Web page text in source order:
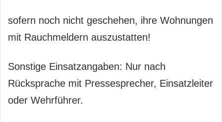
sofern noch nicht geschehen, ihre Wohnungen
mit Rauchmeldern auszustatten!
Sonstige Einsatzangaben: Nur nach
Rücksprache mit Pressesprecher, Einsatzleiter
oder Wehrführer.